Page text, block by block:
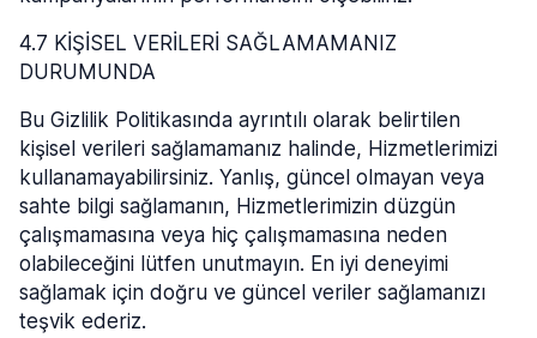
4.7 KİŞİSEL VERİLERİ SAĞLAMAMANIZ
DURUMUNDA
Bu Gizlilik Politikasında ayrıntılı olarak belirtilen
kişisel verileri sağlamamanız halinde, Hizmetlerimizi
kullanamayabilirsiniz. Yanlış, güncel olmayan veya
sahte bilgi sağlamanın, Hizmetlerimizin düzgün
çalışmamasına veya hiç çalışmamasına neden
olabileceğini lütfen unutmayın. En iyi deneyimi
sağlamak için doğru ve güncel veriler sağlamanızı
teşvik ederiz.